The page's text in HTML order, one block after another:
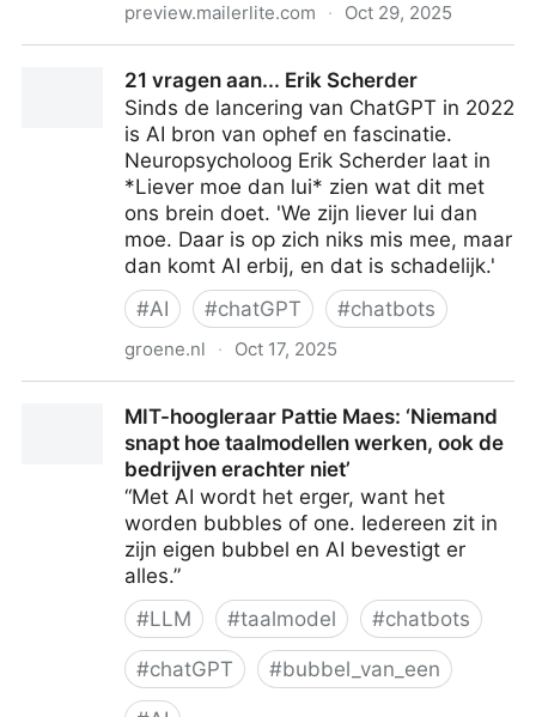
preview.mailerlite.com · Oct 29, 2025
21 vragen aan... Erik Scherder
Sinds de lancering van ChatGPT in 2022
is AI bron van ophef en fascinatie.
Neuropsycholoog Erik Scherder laat in
*Liever moe dan lui* zien wat dit met
ons brein doet. 'We zijn liever lui dan
moe. Daar is op zich niks mis mee, maar
dan komt AI erbij, en dat is schadelijk.'
#AI #chatGPT #chatbots
groene.nl · Oct 17, 2025
MIT-hoogleraar Pattie Maes: ‘Niemand
snapt hoe taalmodellen werken, ook de
bedrijven erachter niet’
“Met AI wordt het erger, want het
worden bubbles of one. Iedereen zit in
zijn eigen bubbel en AI bevestigt er
alles.”
#LLM #taalmodel #chatbots
#chatGPT #bubbel_van_een